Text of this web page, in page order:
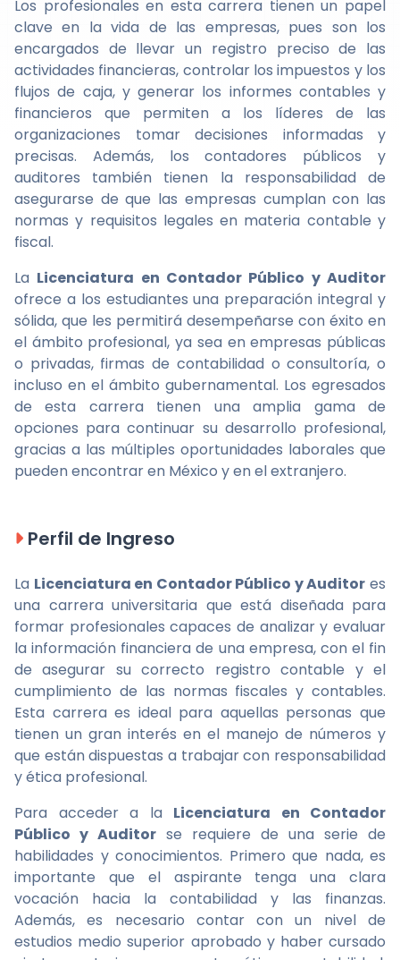
Los profesionales en esta carrera tienen un papel
clave en la vida de las empresas, pues son los
encargados de llevar un registro preciso de las
actividades financieras, controlar los impuestos y los
flujos de caja, y generar los informes contables y
financieros que permiten a los líderes de las
organizaciones tomar decisiones informadas y
precisas. Además, los contadores públicos y
auditores también tienen la responsabilidad de
asegurarse de que las empresas cumplan con las
normas y requisitos legales en materia contable y
fiscal.
La Licenciatura en Contador Público y Auditor
ofrece a los estudiantes una preparación integral y
sólida, que les permitirá desempeñarse con éxito en
el ámbito profesional, ya sea en empresas públicas
o privadas, firmas de contabilidad o consultoría, o
incluso en el ámbito gubernamental. Los egresados
de esta carrera tienen una amplia gama de
opciones para continuar su desarrollo profesional,
gracias a las múltiples oportunidades laborales que
pueden encontrar en México y en el extranjero.
Perfil de Ingreso
La Licenciatura en Contador Público y Auditor es
una carrera universitaria que está diseñada para
formar profesionales capaces de analizar y evaluar
la información financiera de una empresa, con el fin
de asegurar su correcto registro contable y el
cumplimiento de las normas fiscales y contables.
Esta carrera es ideal para aquellas personas que
tienen un gran interés en el manejo de números y
que están dispuestas a trabajar con responsabilidad
y ética profesional.
Para acceder a la Licenciatura en Contador
Público y Auditor se requiere de una serie de
habilidades y conocimientos. Primero que nada, es
importante que el aspirante tenga una clara
vocación hacia la contabilidad y las finanzas.
Además, es necesario contar con un nivel de
estudios medio superior aprobado y haber cursado